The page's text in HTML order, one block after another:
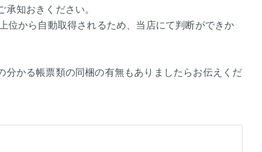
知おきください。
位から自動取得されるため、当店にて判断ができか
かる帳票類の同梱の有無もありましたらお伝えくだ